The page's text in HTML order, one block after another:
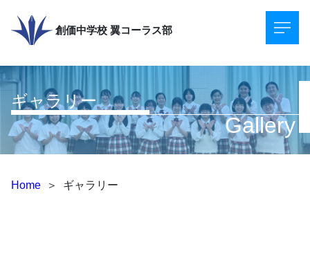
創価中学校 翼コーラス部
ギャラリー
Gallery
Home ＞ ギャラリー